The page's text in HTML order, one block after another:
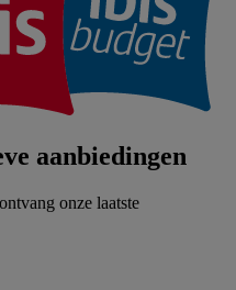
aanbiedingen
onze laatste